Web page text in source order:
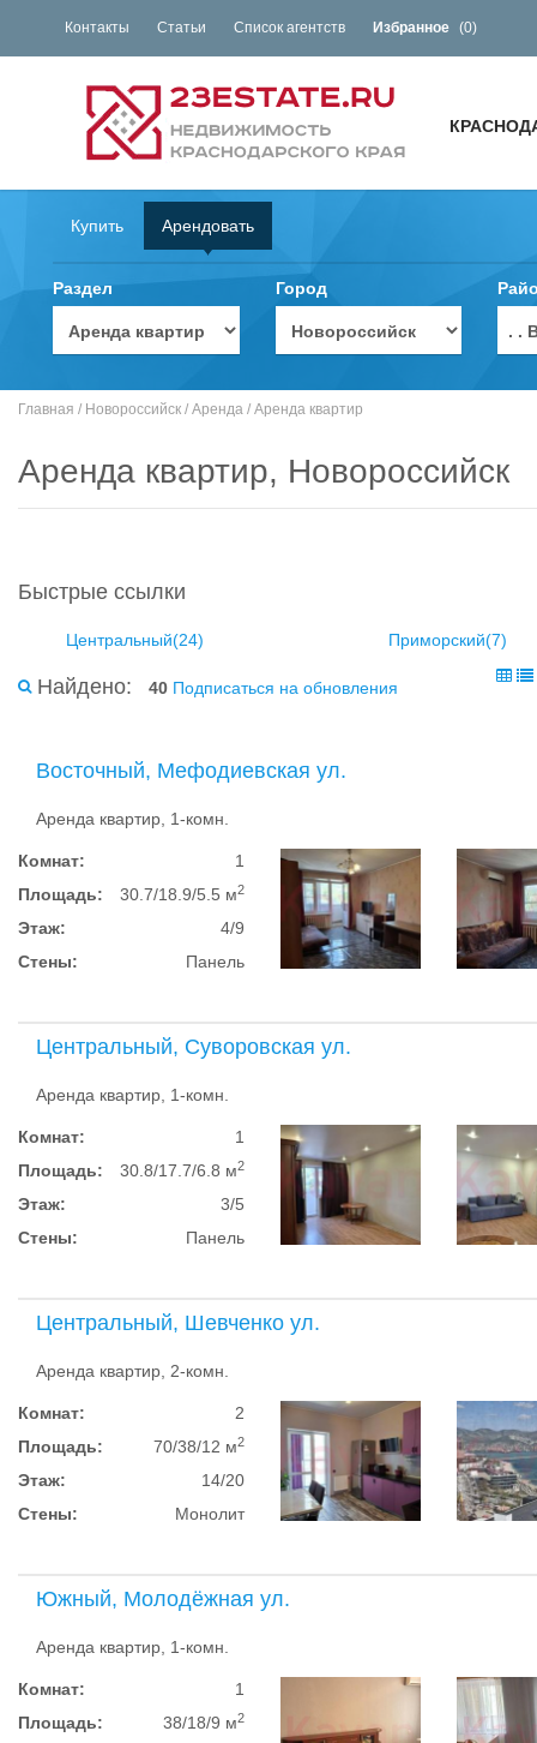
Контакты Статьи Список агентств Избранное (0)
Купить Арендовать
Раздел Город
. .
Главная / Новороссийск / Аренда / Аренда квартир
Аренда квартир, Новороссийск
Быстрые ссылки
Центральный(24) Приморский(7)
Найдено: 40 Подписаться на обновления
Восточный, Мефодиевская ул.
Аренда квартир, 1-комн.
Комнат:
1
Площадь:
30.7/18.9/5.5 м2
Этаж:
4/9
Стены:
Панель
Центральный, Суворовская ул.
Аренда квартир, 1-комн.
Комнат:
1
Площадь:
30.8/17.7/6.8 м2
Этаж:
3/5
Стены:
Панель
Центральный, Шевченко ул.
Аренда квартир, 2-комн.
Комнат:
2
Площадь:
70/38/12 м2
Этаж:
14/20
Стены:
Монолит
Южный, Молодёжная ул.
Аренда квартир, 1-комн.
Комнат:
1
Площадь:
38/18/9 м2